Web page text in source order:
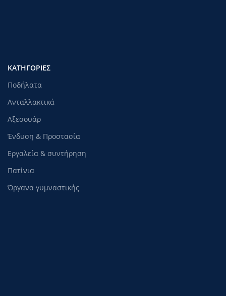
ΚΑΤΗΓΟΡΊΕΣ
Ποδήλατα
Ανταλλακτικά
Αξεσουάρ
Ένδυση & Προστασία
Εργαλεία & συντήρηση
Πατίνια
Όργανα γυμναστικής